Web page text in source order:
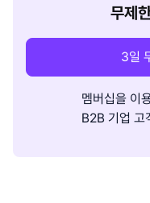
무제
3일
멤버십을 이
B2B 기업 고